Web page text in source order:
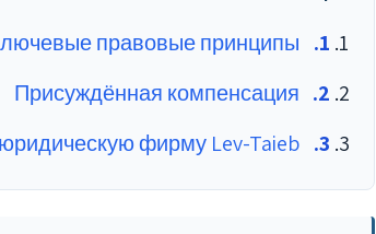
правовые принципы
Присуждённая компенсация
фирму Lev-Taieb